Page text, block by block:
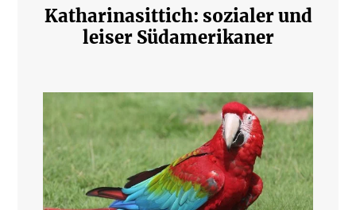
Katharinasittich: sozialer und
leiser Südamerikaner